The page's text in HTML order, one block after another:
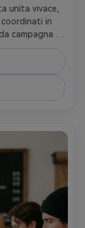
unita vivace,
in
campagna
bordi nitidi,
luce
4:5